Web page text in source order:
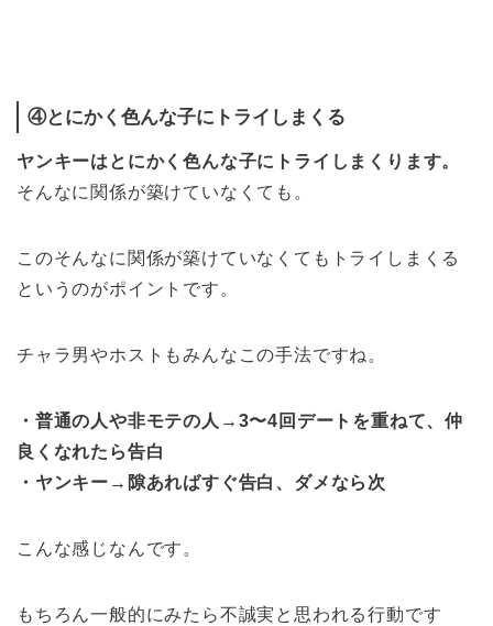
④とにかく色んな子にトライしまくる
ヤンキーはとにかく色んな子にトライしまくります。
そんなに関係が築けていなくても。
このそんなに関係が築けていなくてもトライしまくる
というのがポイントです。
チャラ男やホストもみんなこの手法ですね。
・普通の人や非モテの人→3〜4回デートを重ねて、仲
良くなれたら告白
・ヤンキー→隙あればすぐ告白、ダメなら次
こんな感じなんです。
もちろん一般的にみたら不誠実と思われる行動です